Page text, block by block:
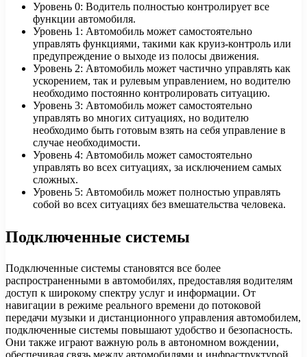
Уровень 0: Водитель полностью контролирует все
функции автомобиля.
Уровень 1: Автомобиль может самостоятельно
управлять функциями, такими как круиз-контроль или
предупреждение о выходе из полосы движения.
Уровень 2: Автомобиль может частично управлять как
ускорением, так и рулевым управлением, но водителю
необходимо постоянно контролировать ситуацию.
Уровень 3: Автомобиль может самостоятельно
управлять во многих ситуациях, но водителю
необходимо быть готовым взять на себя управление в
случае необходимости.
Уровень 4: Автомобиль может самостоятельно
управлять во всех ситуациях, за исключением самых
сложных.
Уровень 5: Автомобиль может полностью управлять
собой во всех ситуациях без вмешательства человека.
Подключенные системы
Подключенные системы становятся все более
распространенными в автомобилях, предоставляя водителям
доступ к широкому спектру услуг и информации. От
навигации в режиме реального времени до потоковой
передачи музыки и дистанционного управления автомобилем,
подключенные системы повышают удобство и безопасность.
Они также играют важную роль в автономном вождении,
обеспечивая связь между автомобилями и инфраструктурой.